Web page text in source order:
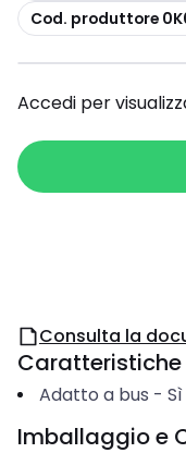
copia
Cod. produttore
Accedi per
Consulta la
Adatto a bus - Sì
Imballaggio e